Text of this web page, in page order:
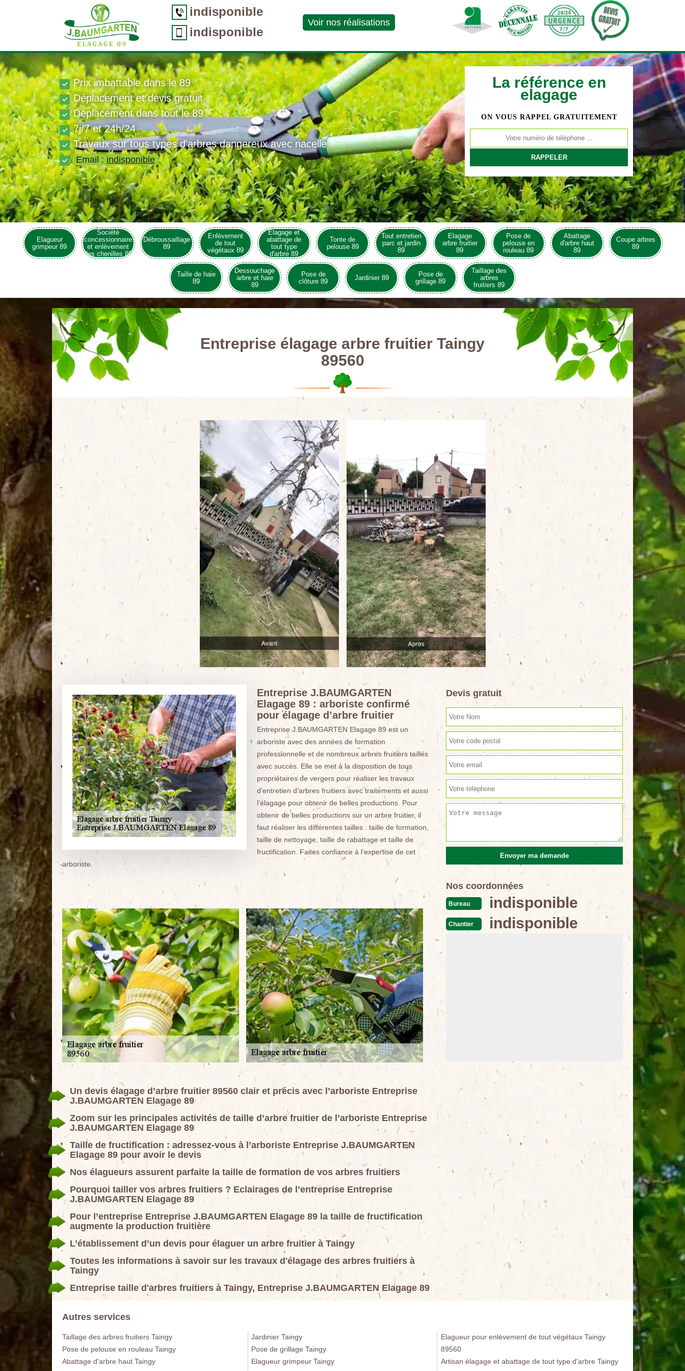
indisponible
indisponible
Voir nos réalisations
La référence en
elagage
ON VOUS RAPPEL GRATUITEMENT
Prix imbattable dans le 89
Déplacement et devis gratuit
Déplacement dans tout le 89
7j/7 et 24h/24
Travaux sur tous types d'arbres dangereux avec nacelle
Email : indisponible
Elagueur
grimpeur 89
Société
concessionnaire
et enlèvement
des chenilles 89
Débroussaillage
89
Enlèvement
de tout
végétaux 89
Elagage et
abattage de
tout type
d'arbre 89
Tonte de
pelouse 89
Tout entretien
parc et jardin
89
Elagage
arbre fruitier
89
Pose de
pelouse en
rouleau 89
Abattage
d'arbre haut
89
Coupe arbres
89
Taille de haie
89
Dessouchage
arbre et haie
89
Pose de
clôture 89
Jardinier 89
Pose de
grillage 89
Taillage des
arbres
fruitiers 89
Entreprise élagage arbre fruitier Taingy
89560
Entreprise J.BAUMGARTEN
Elagage 89 : arboriste confirmé
pour élagage d’arbre fruitier
Entreprise J.BAUMGARTEN Elagage 89 est un
arboriste avec des années de formation
professionnelle et de nombreux arbres fruitiers taillés
avec succès. Elle se met à la disposition de tous
propriétaires de vergers pour réaliser les travaux
d’entretien d’arbres fruitiers avec traitements et aussi
l’élagage pour obtenir de belles productions. Pour
obtenir de belles productions sur un arbre fruitier, il
faut réaliser les différentes tailles : taille de formation,
taille de nettoyage, taille de rabattage et taille de
fructification. Faites confiance à l’expertise de cet
arboriste.
Un devis élagage d’arbre fruitier 89560 clair et précis avec l’arboriste Entreprise
J.BAUMGARTEN Elagage 89
Zoom sur les principales activités de taille d’arbre fruitier de l’arboriste Entreprise
J.BAUMGARTEN Elagage 89
Taille de fructification : adressez-vous à l’arboriste Entreprise J.BAUMGARTEN
Elagage 89 pour avoir le devis
Nos élagueurs assurent parfaite la taille de formation de vos arbres fruitiers
Pourquoi tailler vos arbres fruitiers ? Eclairages de l’entreprise Entreprise
J.BAUMGARTEN Elagage 89
Pour l’entreprise Entreprise J.BAUMGARTEN Elagage 89 la taille de fructification
augmente la production fruitière
L’établissement d’un devis pour élaguer un arbre fruitier à Taingy
Toutes les informations à savoir sur les travaux d'élagage des arbres fruitiers à
Taingy
Entreprise taille d'arbres fruitiers à Taingy, Entreprise J.BAUMGARTEN Elagage 89
Devis gratuit
Nos coordonnées
Bureau indisponible
Chantier indisponible
Autres services
Taillage des arbres fruitiers Taingy
Pose de pelouse en rouleau Taingy
Abattage d'arbre haut Taingy
Jardinier Taingy
Pose de grillage Taingy
Elagueur grimpeur Taingy
Elagueur pour enlèvement de tout végétaux Taingy
89560
Artisan élagage et abattage de tout type d'arbre Taingy